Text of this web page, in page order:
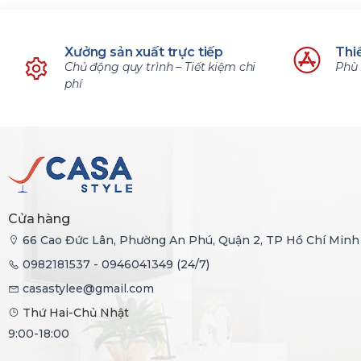
Xưởng sản xuất trực tiếp
Chủ động quy trình – Tiết kiệm chi
phí
Cửa hàng
66 Cao Đức Lân, Phường An Phú, Quận 2, TP Hồ Chí Minh
0982181537 - 0946041349 (24/7)
casastylee@gmail.com
Thứ Hai-Chủ Nhật
9:00-18:00